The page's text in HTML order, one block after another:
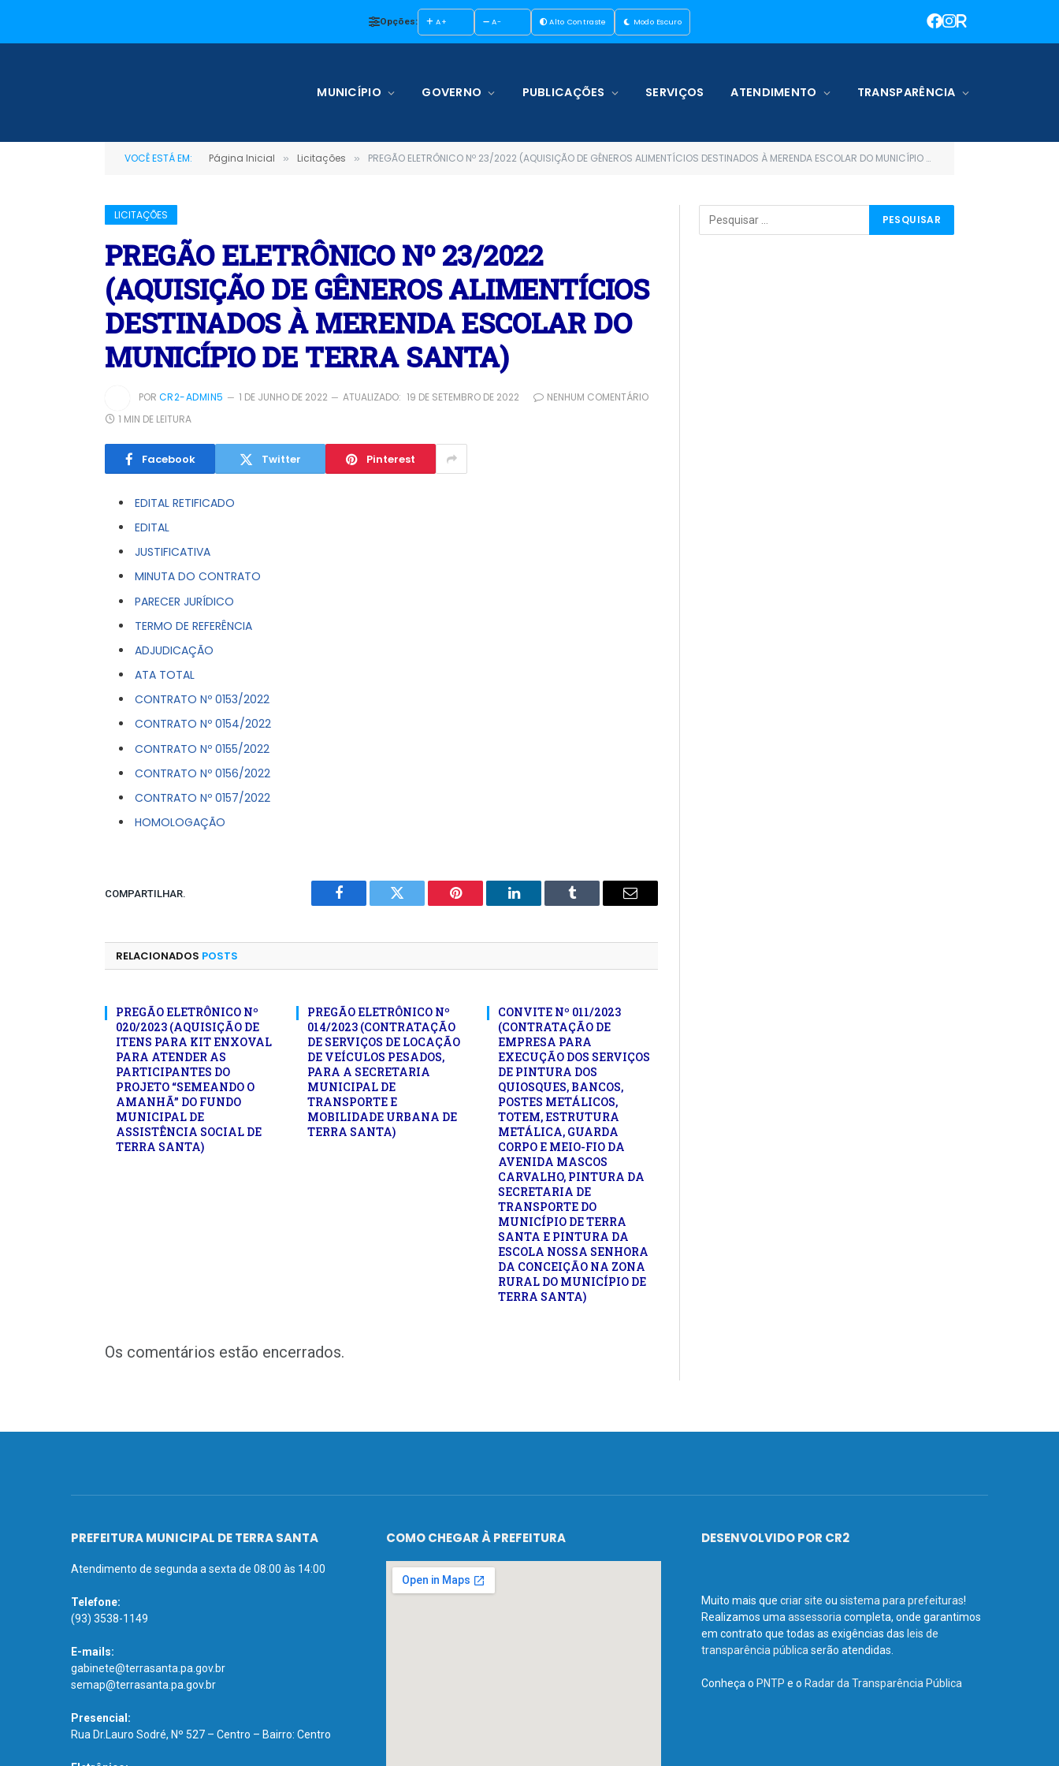
Opções: A+ A- Alto Contraste Modo Escuro
MUNICÍPIO GOVERNO PUBLICAÇÕES SERVIÇOS ATENDIMENTO TRANSPARÊNCIA
VOCÊ ESTÁ EM: Página Inicial » Licitações » PREGÃO ELETRÔNICO Nº 23/2022 (AQUISIÇÃO DE GÊNEROS ALIMENTÍCIOS DESTINADOS À MERENDA ESCOLAR DO MUNICÍPIO DE TERRA SANTA)
LICITAÇÕES
PREGÃO ELETRÔNICO Nº 23/2022
(AQUISIÇÃO DE GÊNEROS ALIMENTÍCIOS
DESTINADOS À MERENDA ESCOLAR DO
MUNICÍPIO DE TERRA SANTA)
POR CR2-ADMIN5 1 DE JUNHO DE 2022 ATUALIZADO: 19 DE SETEMBRO DE 2022
NENHUM COMENTÁRIO
1 MIN DE LEITURA
Facebook Twitter Pinterest
EDITAL RETIFICADO
EDITAL
JUSTIFICATIVA
MINUTA DO CONTRATO
PARECER JURÍDICO
TERMO DE REFERÊNCIA
ADJUDICAÇÃO
ATA TOTAL
CONTRATO Nº 0153/2022
CONTRATO Nº 0154/2022
CONTRATO Nº 0155/2022
CONTRATO Nº 0156/2022
CONTRATO Nº 0157/2022
HOMOLOGAÇÃO
COMPARTILHAR.
Facebook Twitter Pinterest LinkedIn Tumblr
E-
RELACIONADOS POSTS
PREGÃO ELETRÔNICO Nº
020/2023 (AQUISIÇÃO DE
ITENS PARA KIT ENXOVAL
PARA ATENDER AS
PARTICIPANTES DO
PROJETO “SEMEANDO O
AMANHÃ” DO FUNDO
MUNICIPAL DE
ASSISTÊNCIA SOCIAL DE
TERRA SANTA)
PREGÃO ELETRÔNICO Nº
014/2023 (CONTRATAÇÃO
DE SERVIÇOS DE LOCAÇÃO
DE VEÍCULOS PESADOS,
PARA A SECRETARIA
MUNICIPAL DE
TRANSPORTE E
MOBILIDADE URBANA DE
TERRA SANTA)
CONVITE Nº 011/2023
(CONTRATAÇÃO DE
EMPRESA PARA
EXECUÇÃO DOS SERVIÇOS
DE PINTURA DOS
QUIOSQUES, BANCOS,
POSTES METÁLICOS,
TOTEM, ESTRUTURA
METÁLICA, GUARDA
CORPO E MEIO-FIO DA
AVENIDA MASCOS
CARVALHO, PINTURA DA
SECRETARIA DE
TRANSPORTE DO
MUNICÍPIO DE TERRA
SANTA E PINTURA DA
ESCOLA NOSSA SENHORA
DA CONCEIÇÃO NA ZONA
RURAL DO MUNICÍPIO DE
TERRA SANTA)
Os comentários estão encerrados.
PREFEITURA MUNICIPAL DE TERRA SANTA
Atendimento de segunda a sexta de 08:00 às 14:00
Telefone:
(93) 3538-1149
E-mails:
gabinete@terrasanta.pa.gov.br
semap@terrasanta.pa.gov.br
Presencial:
Rua Dr.Lauro Sodré, Nº 527 – Centro – Bairro: Centro
COMO CHEGAR À PREFEITURA DESENVOLVIDO POR CR2
Muito mais que criar site ou sistema para prefeituras!
Realizamos uma assessoria completa, onde garantimos
em contrato que todas as exigências das leis de
transparência pública serão atendidas.
Conheça o PNTP e o Radar da Transparência Pública